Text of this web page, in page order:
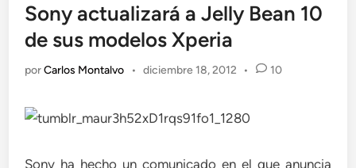
Sony actualizará a Jelly Bean 10
de sus modelos Xperia
porCarlos Montalvo • diciembre 18, 2012 • 10
Sony ha hecho un comunicado en el que anuncia